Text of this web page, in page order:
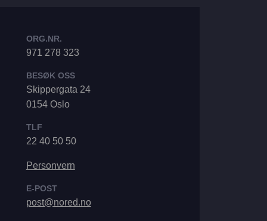
ORG.NR.
971 278 323
BESØK OSS
Skippergata 24
0154 Oslo
TLF
22 40 50 50
Personvern
E-POST
post@nored.no